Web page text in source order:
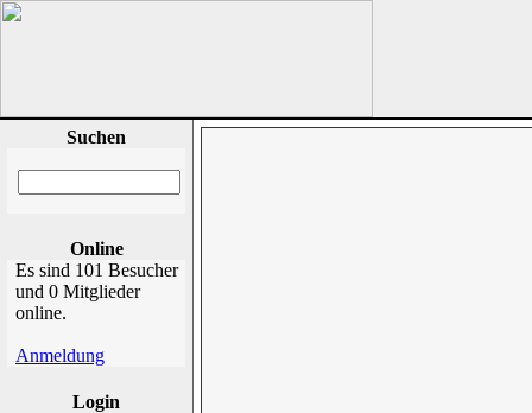
Suchen
Online
Es sind 101 Besucher
und 0 Mitglieder
online.
Anmeldung
Login